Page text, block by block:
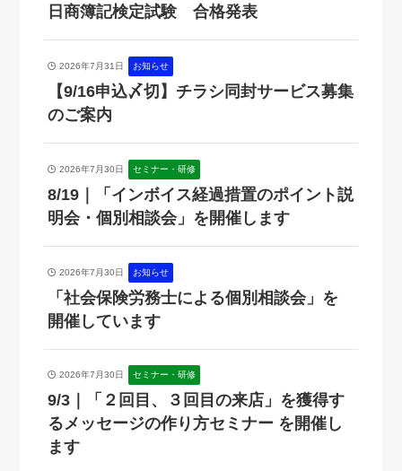
日商簿記検定試験 合格発表
2026年7月31日 お知らせ
【9/16申込〆切】チラシ同封サービス募集
のご案内
2026年7月30日 セミナー・研修
8/19｜「インボイス経過措置のポイント説
明会・個別相談会」を開催します
2026年7月30日 お知らせ
「社会保険労務士による個別相談会」を
開催しています
2026年7月30日 セミナー・研修
9/3｜「２回目、３回目の来店」を獲得す
るメッセージの作り方セミナー を開催し
ます